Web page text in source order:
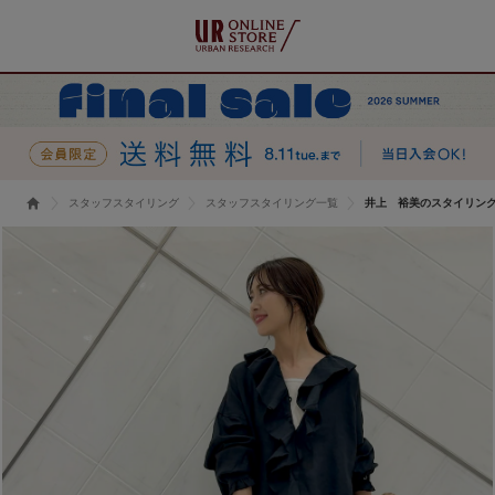
スタッフスタイリング スタッフスタイリング一覧 井上 裕美のスタイリン